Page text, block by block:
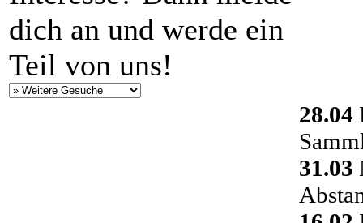
dich an und werde ein
Teil von uns!
28.04
31.03